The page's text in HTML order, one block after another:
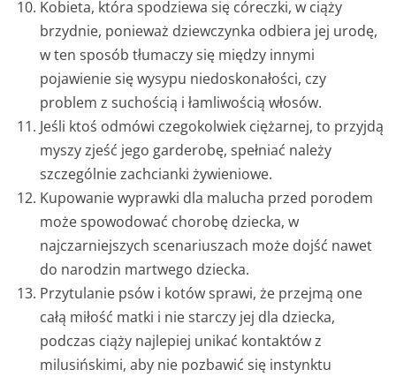
Kobieta, która spodziewa się córeczki, w ciąży
brzydnie, ponieważ dziewczynka odbiera jej urodę,
w ten sposób tłumaczy się między innymi
pojawienie się wysypu niedoskonałości, czy
problem z suchością i łamliwością włosów.
Jeśli ktoś odmówi czegokolwiek ciężarnej, to przyjdą
myszy zjeść jego garderobę, spełniać należy
szczególnie zachcianki żywieniowe.
Kupowanie wyprawki dla malucha przed porodem
może spowodować chorobę dziecka, w
najczarniejszych scenariuszach może dojść nawet
do narodzin martwego dziecka.
Przytulanie psów i kotów sprawi, że przejmą one
całą miłość matki i nie starczy jej dla dziecka,
podczas ciąży najlepiej unikać kontaktów z
milusińskimi, aby nie pozbawić się instynktu